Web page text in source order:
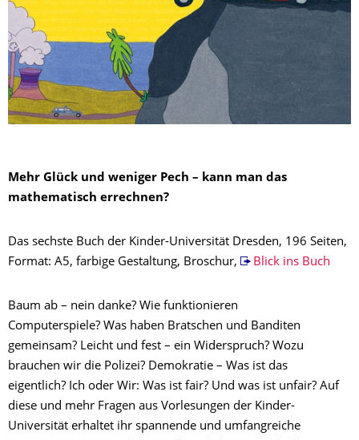
Mehr Glück und weniger Pech – kann man das
mathematisch errechnen?
Das sechste Buch der Kinder-Universität Dresden, 196 Seiten,
Format: A5, farbige Gestaltung, Broschur,
Blick ins Buch
Baum ab – nein danke? Wie funktionieren
Computerspiele? Was haben Bratschen und Banditen
gemeinsam? Leicht und fest – ein Widerspruch? Wozu
brauchen wir die Polizei? Demokratie – Was ist das
eigentlich? Ich oder Wir: Was ist fair? Und was ist unfair? Auf
diese und mehr Fragen aus Vorlesungen der Kinder-
Universität erhaltet ihr spannende und umfangreiche